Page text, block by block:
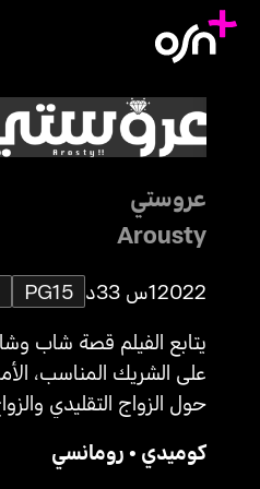
عروستي
Arousty
20221س 33د PG15
يتابع الفيلم قصة شاب
على الشريك المناسب،
حول الزواج التقليدي
كوميدي •رومانسي